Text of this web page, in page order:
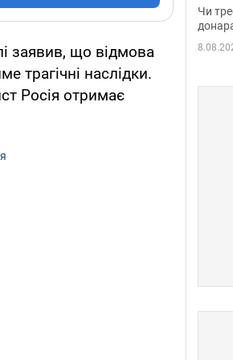
заявив, що відмова
трагічні наслідки.
Росія отримає
Чи